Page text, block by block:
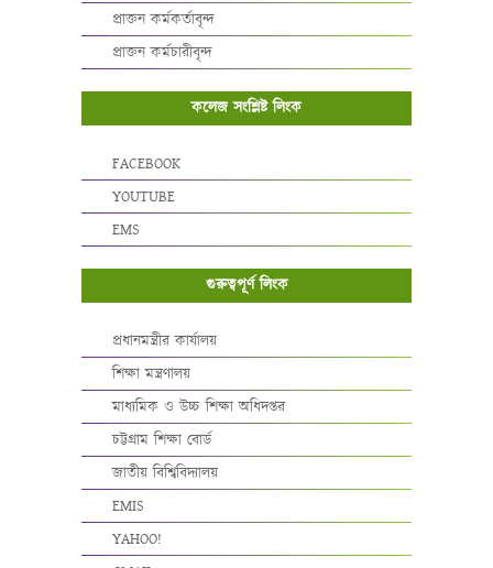
প্রাক্তন কর্মকর্তাবৃন্দ
প্রাক্তন কর্মচারীবৃন্দ
কলেজ সংশ্লিষ্ট লিংক
FACEBOOK
YOUTUBE
EMS
গুরুত্বপূর্ণ লিংক
প্রধানমন্ত্রীর কার্যালয়
শিক্ষা মন্ত্রণালয়
মাধ্যমিক ও উচ্চ শিক্ষা অধিদপ্তর
চট্টগ্রাম শিক্ষা বোর্ড
জাতীয় বিশ্বিবিদ্যালয়
EMIS
YAHOO!